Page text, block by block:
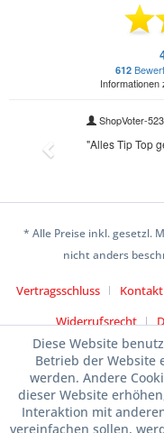
* Alle Preise inkl. gesetzl.
nicht anders
Vertragsschluss Kontakt
Widerrufsrecht
Diese Website
Betrieb der Website
werden. Andere
dieser Website
Interaktion mit
vereinfachen sollen,